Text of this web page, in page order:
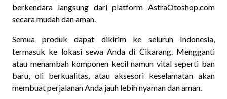
berkendara langsung dari platform AstraOtoshop.com
secara mudah dan aman.
Semua produk dapat dikirim ke seluruh Indonesia,
termasuk ke lokasi sewa Anda di Cikarang. Mengganti
atau menambah komponen kecil namun vital seperti ban
baru, oli berkualitas, atau aksesori keselamatan akan
membuat perjalanan Anda jauh lebih nyaman dan aman.